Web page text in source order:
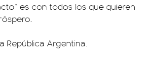
es con todos los que quieren
República Argentina.